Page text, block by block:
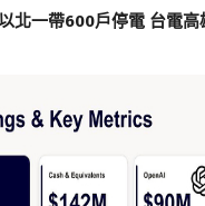
北一帶600戶停電 台電高